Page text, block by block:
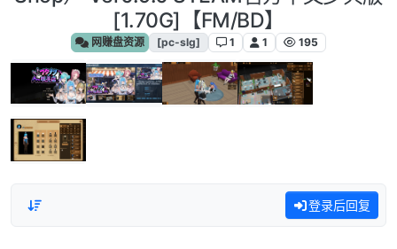
[1.70G]【FM/BD】
网赚盘资源 [pc-slg] 1 1 195
登录后回复